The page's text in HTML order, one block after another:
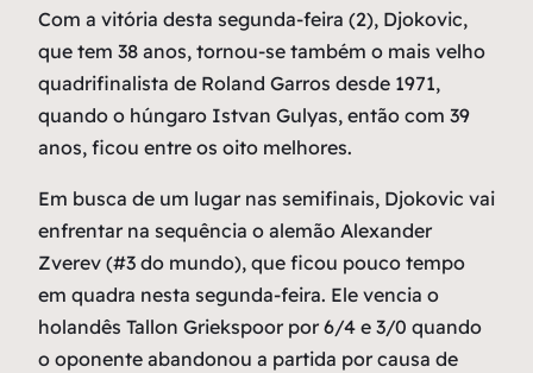
Com a vitória desta segunda-feira (2), Djokovic,
que tem 38 anos, tornou-se também o mais velho
quadrifinalista de Roland Garros desde 1971,
quando o húngaro Istvan Gulyas, então com 39
anos, ficou entre os oito melhores.
Em busca de um lugar nas semifinais, Djokovic vai
enfrentar na sequência o alemão Alexander
Zverev (#3 do mundo), que ficou pouco tempo
em quadra nesta segunda-feira. Ele vencia o
holandês Tallon Griekspoor por 6/4 e 3/0 quando
o oponente abandonou a partida por causa de